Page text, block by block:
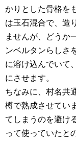
かりとした骨格を
は玉石混合で、造
ませんが、どうか
ンベルタンらしさ
に溶け込んでいて
にさせます。
ちなみに、村名共
樽で熟成させてい
てしまうのを避け
って使っていたと